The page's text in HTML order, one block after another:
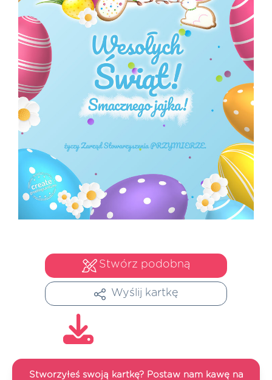
Stwórz podobną
Wyślij kartkę
Stworzyłeś swoją kartkę? Postaw nam kawę na